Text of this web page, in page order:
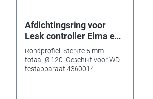
Afdichtingsring voor
Leak controller Elma en
Greiner Leak checker
Rondprofiel: Sterkte 5 mm
totaal-Ø 120. Geschikt voor WD-
testapparaat 4360014.